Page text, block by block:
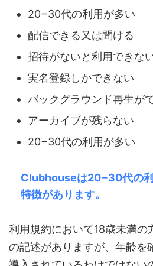
20−30代の利用が多い
配信できる又は聞ける
招待がないと利用できな
実名登録しかできない
バックグラウンド再生が
アーカイブが残らない
20−30代の利用が多い
Clubhouseは20−30代の利
特徴があります。
利用規約において18歳未満の
の記述がありますが、年齢を